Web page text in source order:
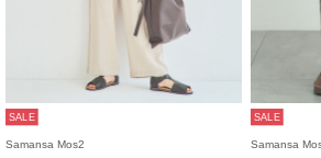
SALE
Samansa Mos2
SALE
Samansa